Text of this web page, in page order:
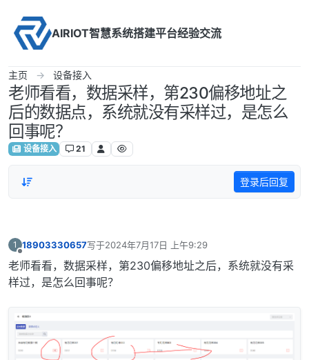
AIRIOT智慧系统搭建平台经验交流
主页 设备接入
老师看看，数据采样，第230偏移地址之
后的数据点，系统就没有采样过，是怎么
回事呢？
设备接入 21
登录后回复
1
离线
18903330657写于2024年7月17日 上午9:29
最后由 编辑
老师看看，数据采样，第230偏移地址之后，系统就没有采
样过，是怎么回事呢？